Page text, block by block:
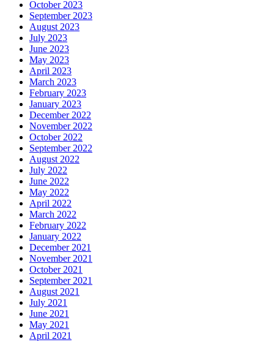
October 2023
September 2023
August 2023
July 2023
June 2023
May 2023
April 2023
March 2023
February 2023
January 2023
December 2022
November 2022
October 2022
September 2022
August 2022
July 2022
June 2022
May 2022
April 2022
March 2022
February 2022
January 2022
December 2021
November 2021
October 2021
September 2021
August 2021
July 2021
June 2021
May 2021
April 2021